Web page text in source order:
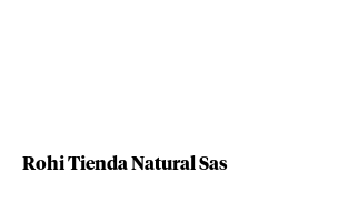
Rohi Tienda Natural Sas